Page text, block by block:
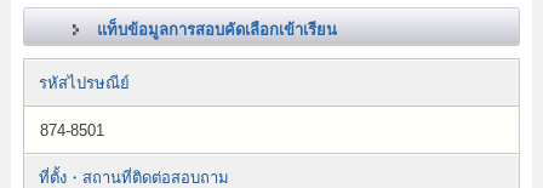
แท็บข้อมูลการสอบคัดเลือกเข้าเรียน
รหัสไปรษณีย์
874-8501
ที่ตั้ง・สถานที่ติดต่อสอบถาม